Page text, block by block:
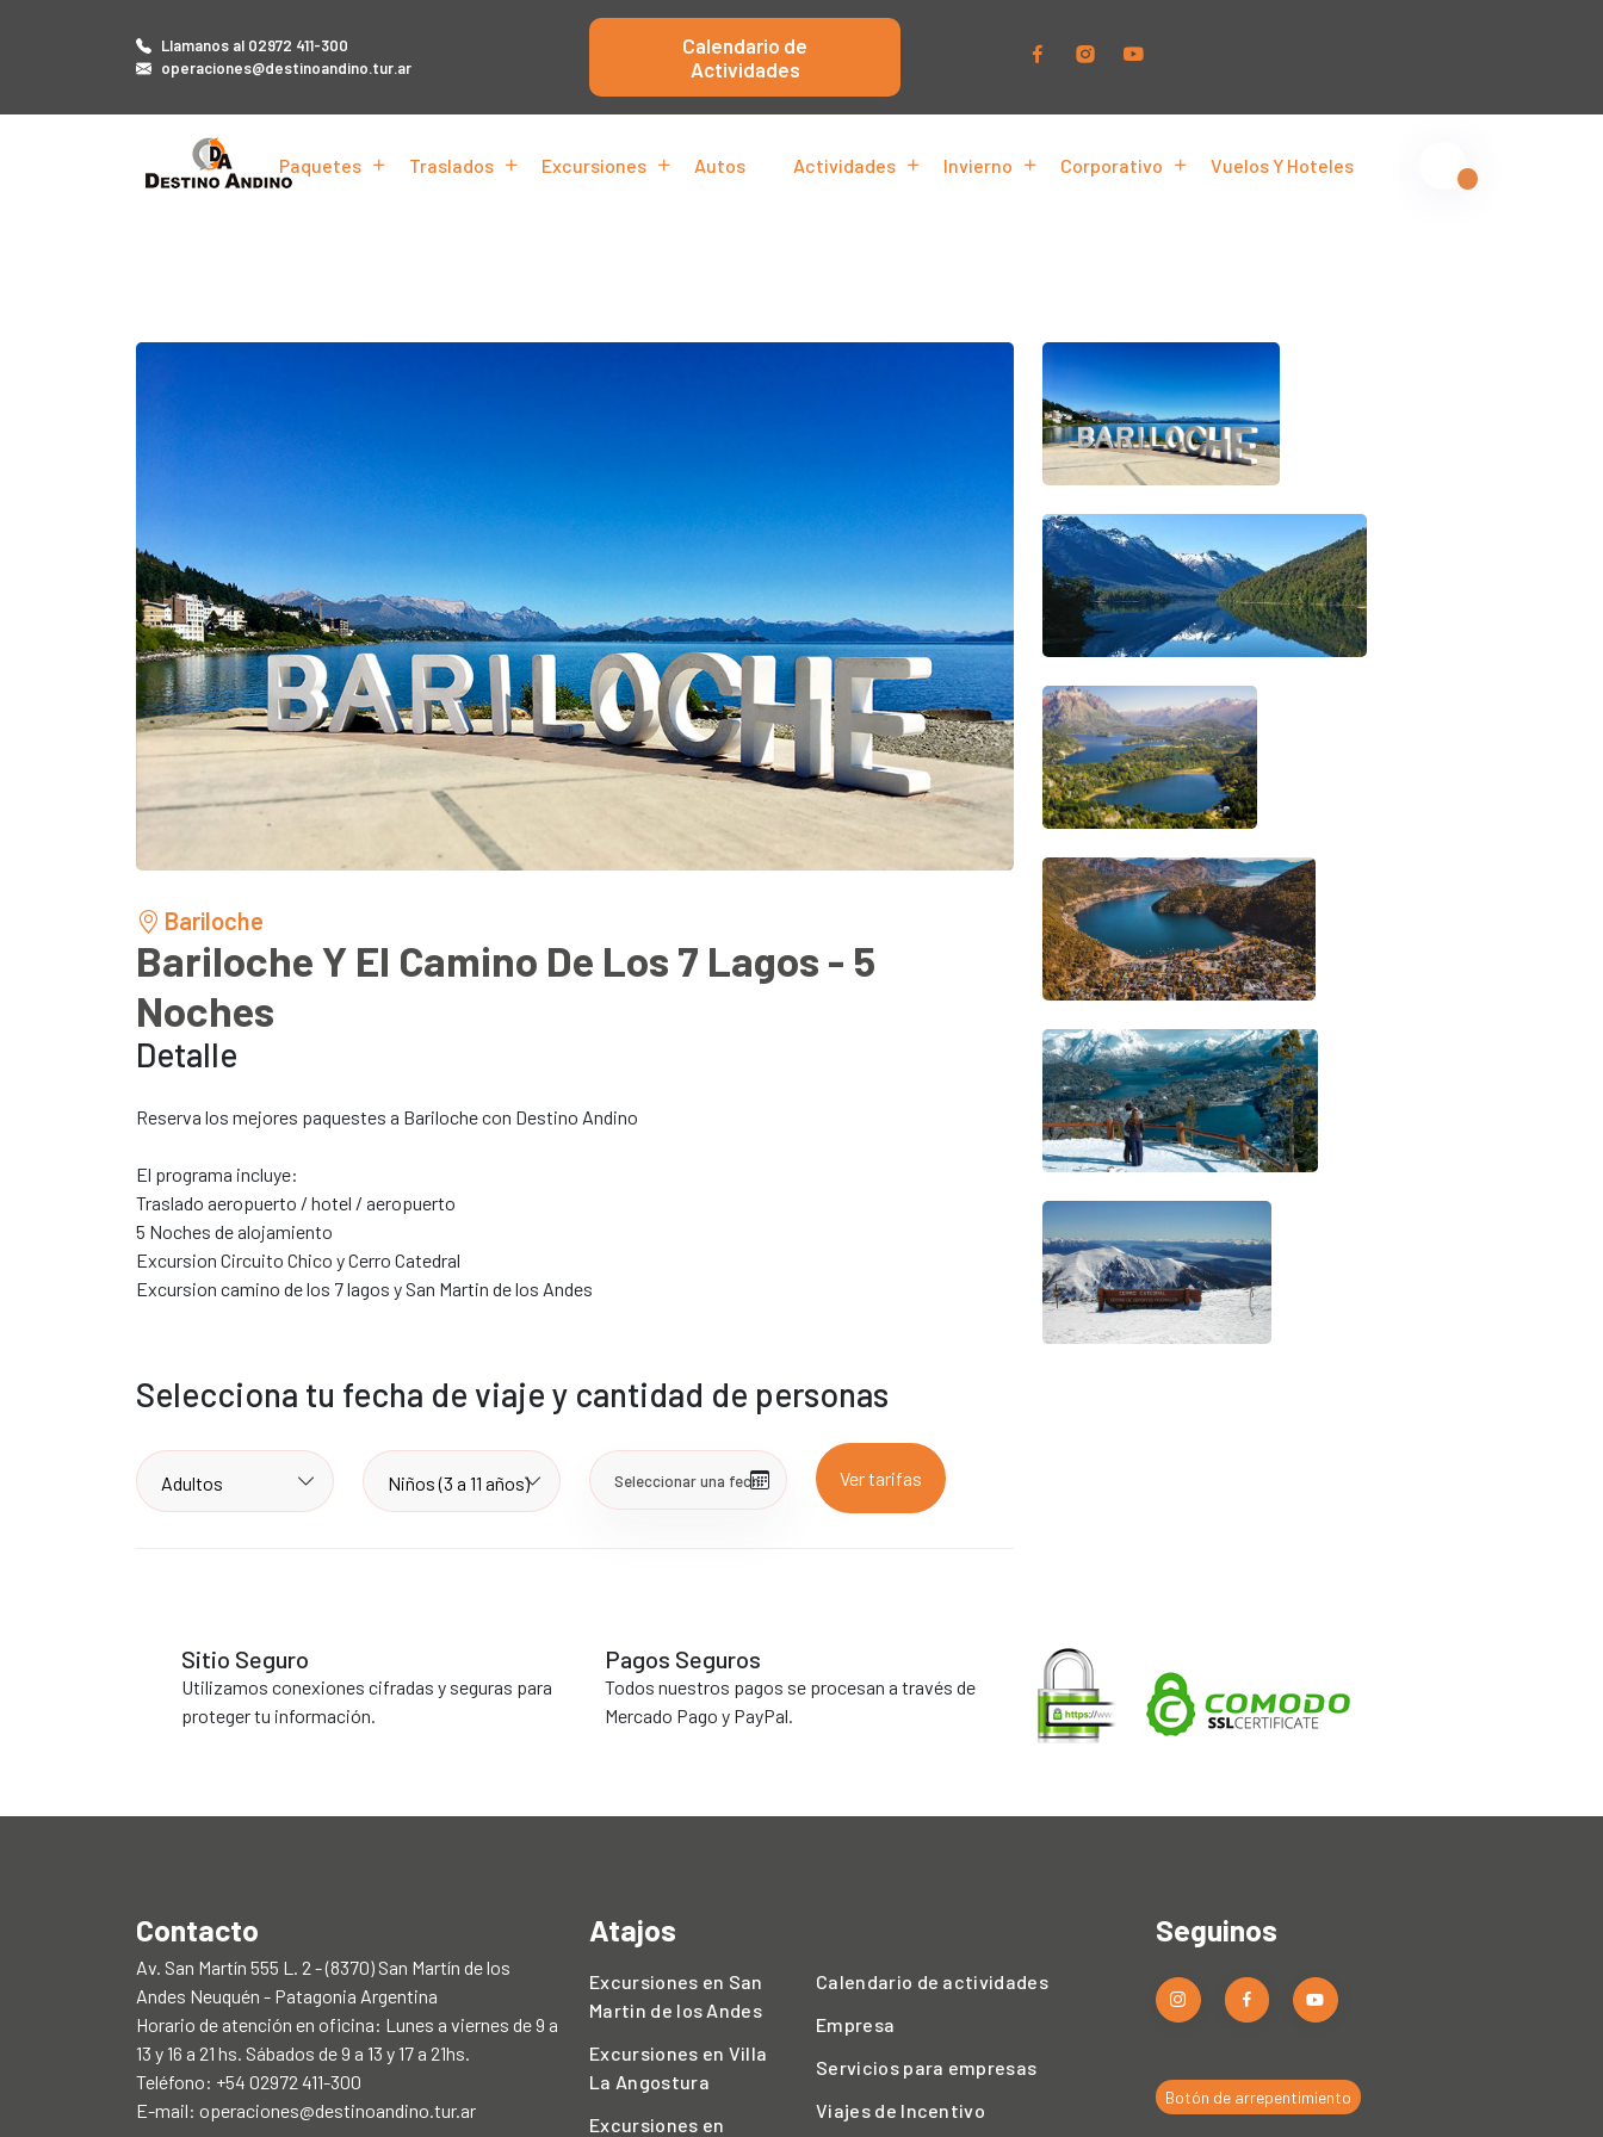
Llamanos al 02972 411-300
operaciones@destinoandino.tur.ar
Calendario de
Actividades
Paquetes Traslados Excursiones Autos Actividades Invierno Corporativo Vuelos Y Hoteles
Bariloche
Bariloche Y El Camino De Los 7 Lagos - 5
Noches
Detalle
Reserva los mejores paquestes a Bariloche con Destino Andino
El programa incluye:
Traslado aeropuerto / hotel / aeropuerto
5 Noches de alojamiento
Excursion Circuito Chico y Cerro Catedral
Excursion camino de los 7 lagos y San Martin de los Andes
Selecciona tu fecha de viaje y cantidad de personas
Ver tarifas
Sitio Seguro
Utilizamos conexiones cifradas y seguras para
proteger tu información.
Pagos Seguros
Todos nuestros pagos se procesan a través de
Mercado Pago y PayPal.
Contacto
Av. San Martín 555 L. 2 - (8370) San Martín de los
Andes Neuquén - Patagonia Argentina
Horario de atención en oficina: Lunes a viernes de 9 a
13 y 16 a 21 hs. Sábados de 9 a 13 y 17 a 21hs.
Teléfono: +54 02972 411-300
E-mail: operaciones@destinoandino.tur.ar
Atajos
Excursiones en San
Martin de los Andes
Excursiones en Villa
La Angostura
Excursiones en
Calendario de actividades
Empresa
Servicios para empresas
Viajes de Incentivo
Seguinos
Botón de arrepentimiento